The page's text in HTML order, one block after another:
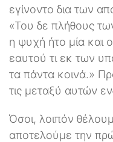
εγίνοντο δια των
«Του δε πλήθους
η ψυχή ήτο μία και
εαυτού τι εκ των
τα πάντα κοινά.»
τις μεταξύ αυτών
Όσοι, λοιπόν
αποτελούμε την